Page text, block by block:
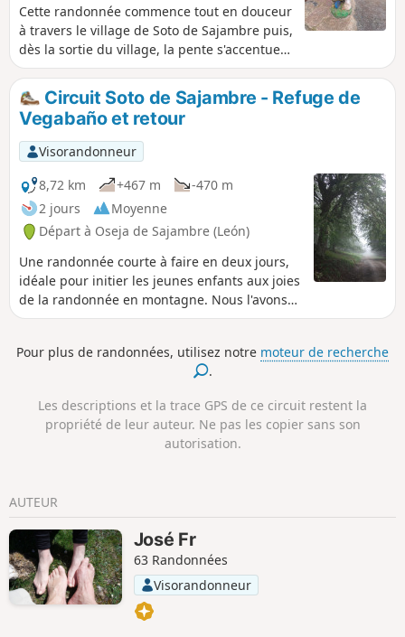
Cette randonnée commence tout en douceur
à travers le village de Soto de Sajambre puis,
dès la sortie du village, la pente s'accentue
jusqu'au Rio Agüera. À partir de ce point, la
pente s'accentue encore mais n'est pas
longue. À la jonction avec le Camino de
Vegabaño, le tracé devient beaucoup plus
facile et ne comporte plus aucune difficulté
jusqu'au Refuge de Vegabaño.
Circuit Soto de Sajambre - Refuge de
Vegabaño et retour
Visorandonneur
8,72 km
+467 m
-470 m
2 jours
Moyenne
Départ à Oseja de Sajambre (León)
Une randonnée courte à faire en deux jours,
idéale pour initier les jeunes enfants aux joies
de la randonnée en montagne. Nous l'avons
fait avec deux fillettes 8 et 5 ans.
Pour plus de randonnées, utilisez notre moteur de recherche
.
Les descriptions et la trace GPS de ce circuit restent la
propriété de leur auteur. Ne pas les copier sans son
autorisation.
AUTEUR
José Fr
63 Randonnées
Visorandonneur